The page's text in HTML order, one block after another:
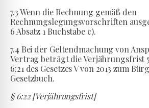
7.3 Wenn die Rechnung gemäß den
Rechnungslegungsvorschriften
6 Absatz 1 Buchstabe c).
7.4 Bei der Geltendmachung von
Vertrag beträgt die Verjährungsfrist
6:21 des Gesetzes V von 2013 zum
Gesetzbuch.
§ 6:22 [Verjährungsfrist]